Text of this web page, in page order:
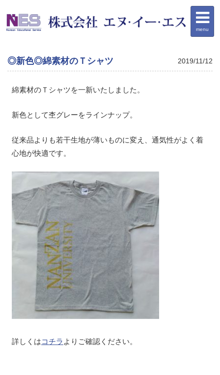
menu
◎新色◎綿素材のＴシャツ 2019/11/12
綿素材のＴシャツを一新いたしました。
新色として杢グレーをラインナップ。
従来品よりも若干生地が薄いものに変え、通気性がよく着
心地が快適です。
詳しくはコチラ よりご確認ください。